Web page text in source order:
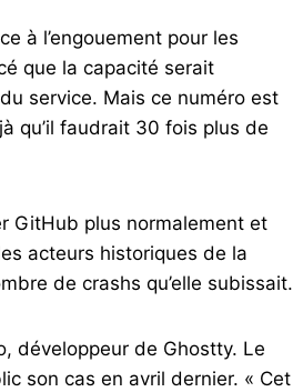
à l’engouement pour les
que la capacité serait
service. Mais ce numéro est
qu’il faudrait 30 fois plus de
GitHub plus normalement et
acteurs historiques de la
de crashs qu’elle subissait.
développeur de Ghostty. Le
son cas en avril dernier. « Cet